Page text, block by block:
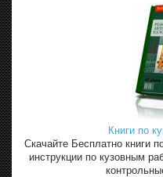
Книги по
Скачайте Бесплатно книги
инструкции по кузовным